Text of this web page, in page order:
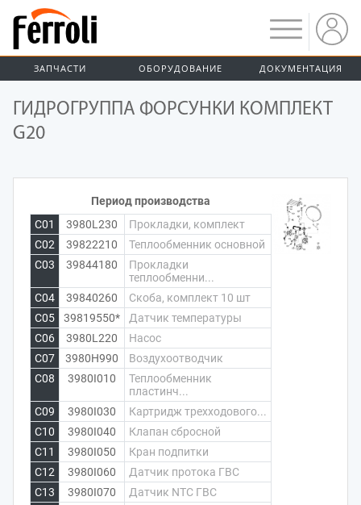
ЗАПЧАСТИ ОБОРУДОВАНИЕ ДОКУМЕНТАЦИЯ
ГИДРОГРУППА ФОРСУНКИ КОМПЛЕКТ
G20
Период производства
C01
3980L230
Прокладки, комплект
C02
39822210
Теплообменник основной
C03
39844180
Прокладки
теплообменни...
C04
39840260
Скоба, комплект 10 шт
C05
39819550*
Датчик температуры
C06
3980L220
Насос
C07
3980H990
Воздухоотводчик
C08
3980I010
Теплообменник
пластинч...
C09
3980I030
Картридж трехходового...
C10
3980I040
Клапан сбросной
C11
3980I050
Кран подпитки
C12
3980I060
Датчик протока ГВС
C13
3980I070
Датчик NTC ГВС